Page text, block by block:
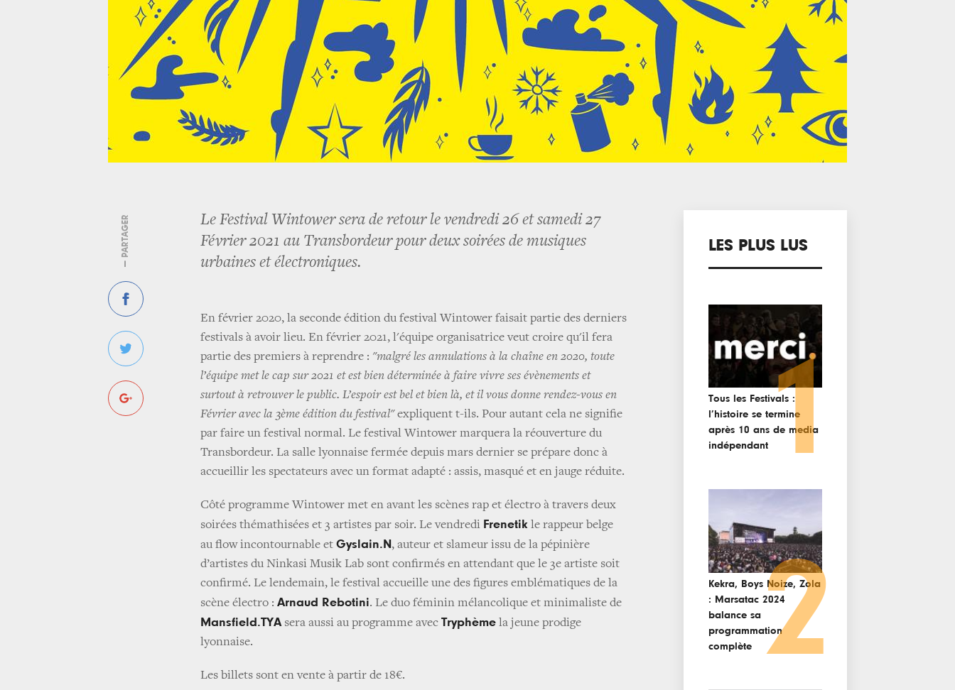
— PARTAGER
Le Festival Wintower sera de retour le vendredi 26 et samedi 27
Février 2021 au Transbordeur pour deux soirées de musiques
urbaines et électroniques.
En février 2020, la seconde édition du festival Wintower faisait partie des derniers
festivals à avoir lieu. En février 2021, l'équipe organisatrice veut croire qu'il fera
partie des premiers à reprendre : "malgré les annulations à la chaîne en 2020, toute
l’équipe met le cap sur 2021 et est bien déterminée à faire vivre ses évènements et
surtout à retrouver le public. L’espoir est bel et bien là, et il vous donne rendez-vous en
Février avec la 3ème édition du festival"expliquent t-ils. Pour autant cela ne signifie
par faire un festival normal. Le festival Wintower marquera la réouverture du
Transbordeur. La salle lyonnaise fermée depuis mars dernier se prépare donc à
accueillir les spectateurs avec un format adapté : assis, masqué et en jauge réduite.
Côté programme Wintower met en avant les scènes rap et électro à travers deux
soirées thémathisées et 3 artistes par soir. Le vendredi Frenetik le rappeur belge
au flow incontournable et Gyslain.N , auteur et slameur issu de la pépinière
d’artistes du Ninkasi Musik Lab sont confirmés en attendant que le 3e artiste soit
confirmé. Le lendemain, le festival accueille une des figures emblématiques de la
scène électro : Arnaud Rebotini. Le duo féminin mélancolique et minimaliste de
Mansfield.TYAsera aussi au programme avec Tryphème la jeune prodige
lyonnaise.
Les billets sont en vente à partir de 18€.
LES PLUS LUS
Tous les Festivals :
l’histoire se termine
après 10 ans de media
indépendant1
Kekra, Boys Noize, Zola
: Marsatac 2024
balance sa
programmation
complète
2